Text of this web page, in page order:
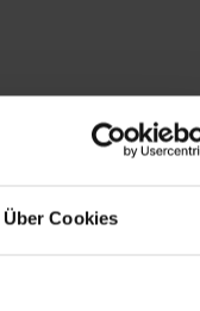
Über Cookies